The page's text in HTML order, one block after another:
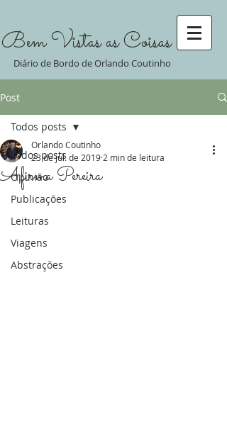
Bem Vistas as Coisas
Diário de Bordo de Orlando Coutinho
Post
Todos posts
Opinião
Publicações
Leituras
Viagens
Abstrações
Todos posts
Afirma Pereira
Orlando Coutinho
23 de jul. de 2019 2 min de leitura